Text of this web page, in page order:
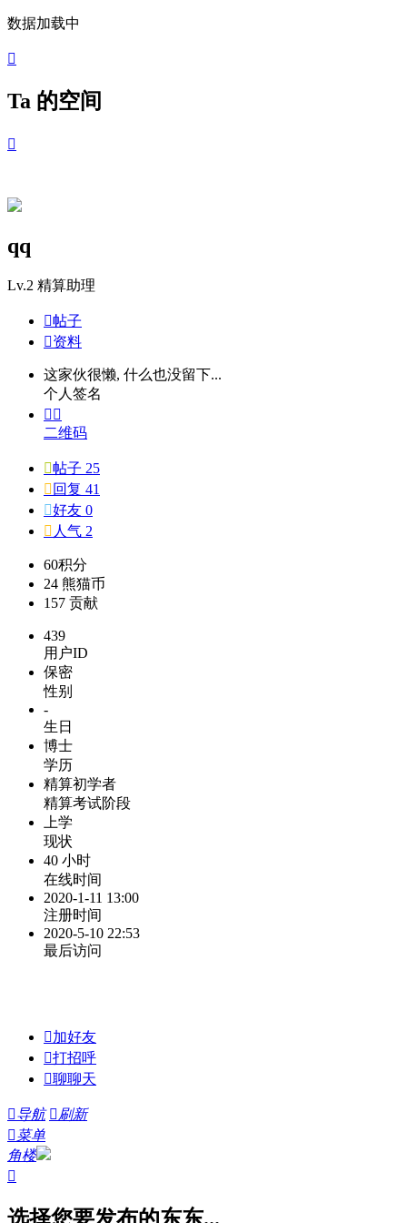
数据加载中

Ta 的空间

qq
Lv.2 精算助理
帖子
资料
这家伙很懒, 什么也没留下...
个人签名
 
二维码
帖子 25
 回复 41
好友 0
 人气 2
60积分
24 熊猫币
157 贡献
439
用户ID
保密
性别
-
生日
博士
学历
精算初学者
精算考试阶段
上学
现状
40 小时
在线时间
2020-1-11 13:00
注册时间
2020-5-10 22:53
最后访问
加好友
打招呼
聊聊天
导航 刷新
菜单
角楼

选择您要发布的东东...